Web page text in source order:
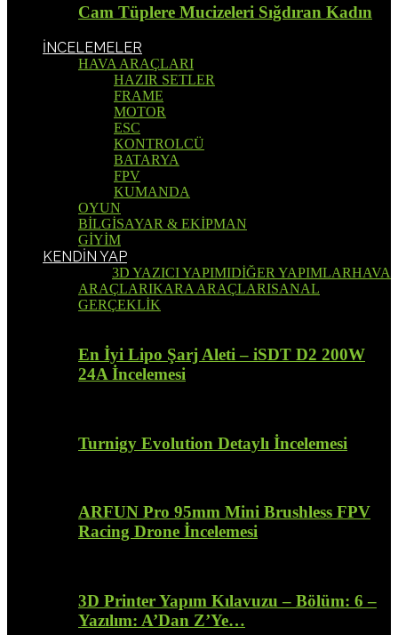
Cam Tüplere Mucizeleri Sığdıran Kadın
İNCELEMELER
HAVA ARAÇLARI
HAZIR SETLER
FRAME
MOTOR
ESC
KONTROLCÜ
BATARYA
FPV
KUMANDA
OYUN
BİLGİSAYAR & EKİPMAN
GİYİM
KENDİN YAP
3D YAZICI YAPIMIDİĞER YAPIMLARHAVA
ARAÇLARIKARA ARAÇLARISANAL
GERÇEKLİK
En İyi Lipo Şarj Aleti – iSDT D2 200W
24A İncelemesi
Turnigy Evolution Detaylı İncelemesi
ARFUN Pro 95mm Mini Brushless FPV
Racing Drone İncelemesi
3D Printer Yapım Kılavuzu – Bölüm: 6 –
Yazılım: A’Dan Z’Ye…